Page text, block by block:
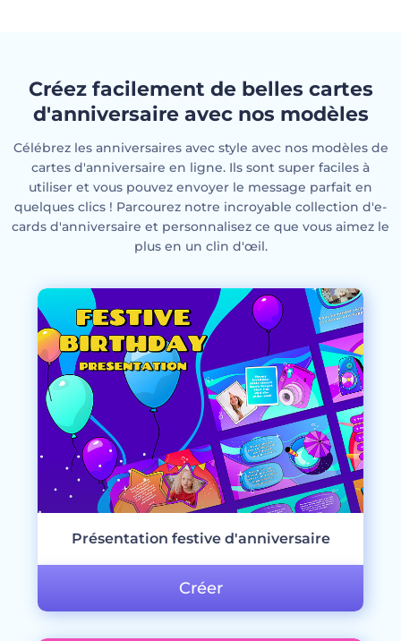
Créez facilement de belles cartes
d'anniversaire avec nos modèles
Célébrez les anniversaires avec style avec nos modèles de
cartes d'anniversaire en ligne. Ils sont super faciles à
utiliser et vous pouvez envoyer le message parfait en
quelques clics ! Parcourez notre incroyable collection d'e-
cards d'anniversaire et personnalisez ce que vous aimez le
plus en un clin d'œil.
Présentation festive d'anniversaire
Créer